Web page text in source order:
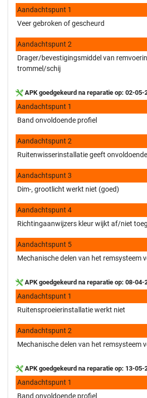
Aandachtspunt 1
Veer gebroken of gescheurd
Aandachtspunt 2
Drager/bevestigingsmiddel van
trommel/schij
APK goedgekeurd na reparatie op: 02-05-
Aandachtspunt 1
Band onvoldoende profiel
Aandachtspunt 2
Ruitenwisserinstallatie geeft
Aandachtspunt 3
Dim-, grootlicht werkt niet (goed)
Aandachtspunt 4
Richtingaanwijzers kleur wijkt af/niet
Aandachtspunt 5
Mechanische delen van het remsysteem
APK goedgekeurd na reparatie op: 08-04-
Aandachtspunt 1
Ruitensproeierinstallatie werkt niet
Aandachtspunt 2
Mechanische delen van het remsysteem
APK goedgekeurd na reparatie op: 13-05-
Aandachtspunt 1
Band onvoldoende profiel